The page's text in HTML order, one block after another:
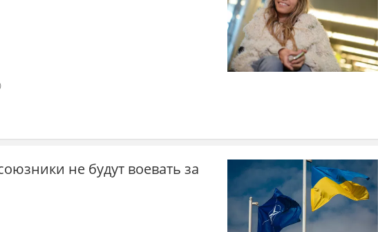
не будут воевать за